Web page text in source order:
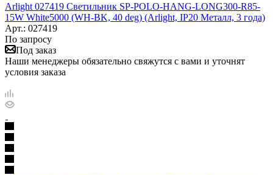
Arlight 027419 Светильник SP-POLO-HANG-LONG300-R85-
15W White5000 (WH-BK, 40 deg) (Arlight, IP20 Металл, 3 года)
Арт.: 027419
По запросу
Под заказ
Наши менеджеры обязательно свяжутся с вами и уточнят
условия заказа